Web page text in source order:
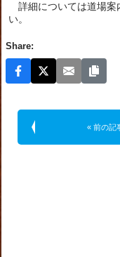
詳細については道場案
い。
Share:
« 前の記